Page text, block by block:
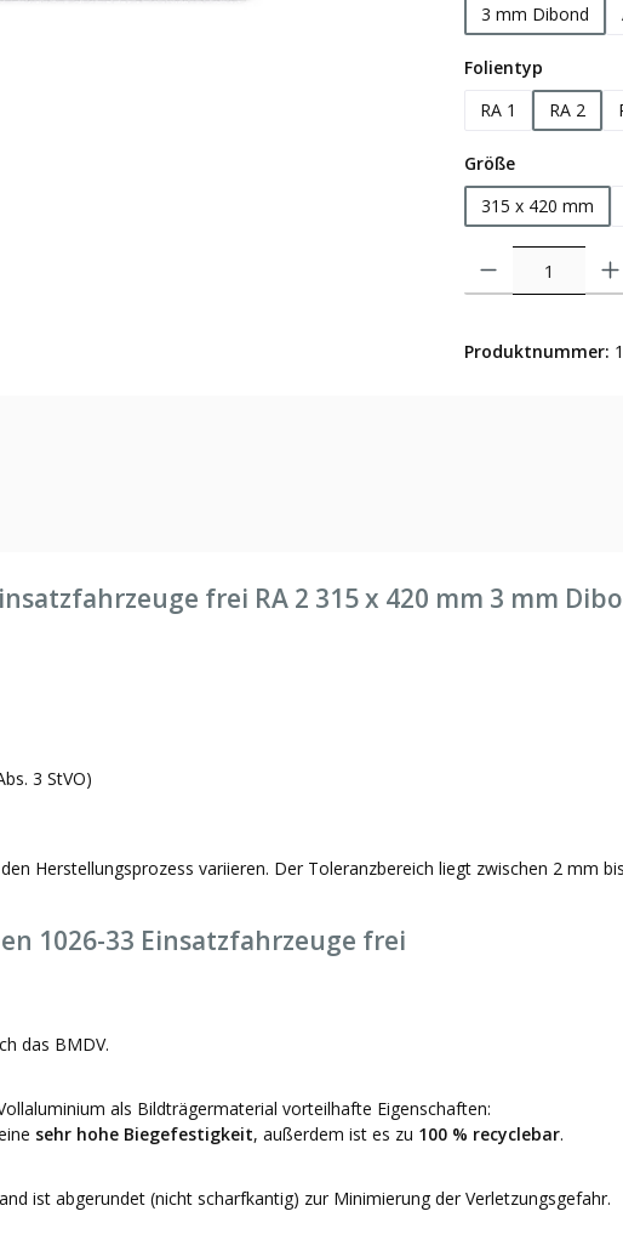
3 mm Dibond
Folientyp
RA 1
RA 2
Größeauswählen
315 x 420 mm
Produktnummer:
frei RA 2 315 x 420 mm 3 mm
3 StVO)
Herstellungsprozess variieren. Der Toleranzbereich liegt zwischen 2 mm
1026-33 Einsatzfahrzeuge frei
das BMDV.
als Bildträgermaterial vorteilhafte Eigenschaften:
sehr hohe Biegefestigkeit, außerdem ist es zu 100 % recyclebar.
ist abgerundet (nicht scharfkantig) zur Minimierung der Verletzungsgefahr.